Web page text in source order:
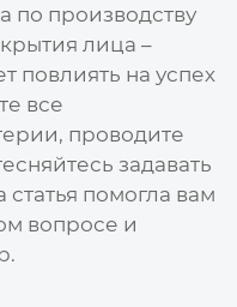
по производству
лица –
повлиять на успех
все
проводите
задавать
помогла вам
вопросе и